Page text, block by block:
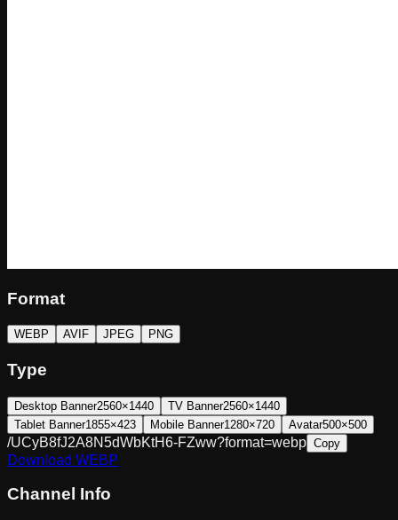
Format
WEBP AVIF JPEG PNG
Type
Desktop Banner2560×1440 TV Banner2560×1440
Tablet Banner1855×423 Mobile Banner1280×720 Avatar500×500
/UCyB8fJ2A8N5dWbKtH6-FZww?format=webp Copy
Download WEBP
Channel Info